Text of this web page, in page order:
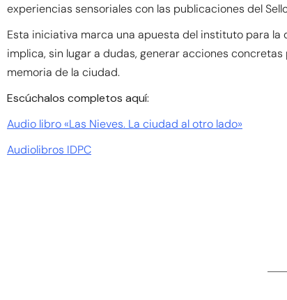
experiencias sensoriales con las publicaciones del
Esta iniciativa marca una apuesta del instituto para
implica, sin lugar a dudas, generar acciones
memoria de la ciudad.
Escúchalos completos aquí:
Audio libro «Las Nieves. La ciudad al otro lado»
Audiolibros IDPC